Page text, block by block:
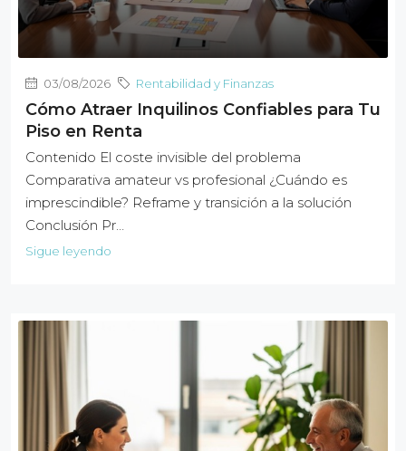
03/08/2026 Rentabilidad y Finanzas
Cómo Atraer Inquilinos Confiables para Tu
Piso en Renta
Contenido El coste invisible del problema
Comparativa amateur vs profesional ¿Cuándo es
imprescindible? Reframe y transición a la solución
Conclusión Pr…
Sigue leyendo